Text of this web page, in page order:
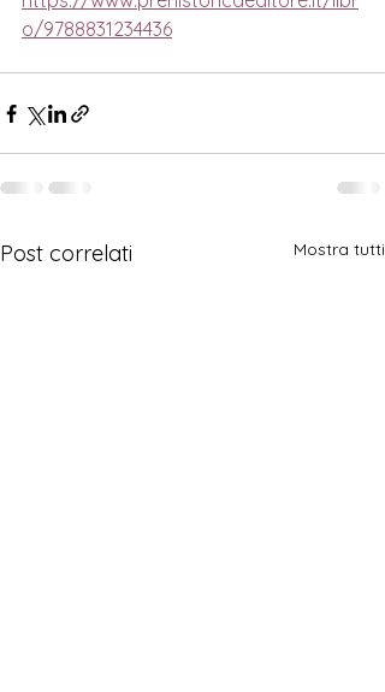
o/9788831234436
Post correlati Mostra tutti